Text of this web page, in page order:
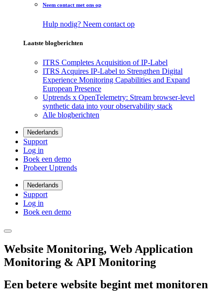
Neem contact met ons op
Hulp nodig? Neem contact op
Laatste blogberichten
ITRS Completes Acquisition of IP-Label
ITRS Acquires IP-Label to Strengthen Digital
Experience Monitoring Capabilities and Expand
European Presence
Uptrends x OpenTelemetry: Stream browser-level
synthetic data into your observability stack
Alle blogberichten
Nederlands
Support
Log in
Boek een demo
Probeer Uptrends
Nederlands
Support
Log in
Boek een demo
Website Monitoring, Web Application
Monitoring & API Monitoring
Een betere website begint met monitoren